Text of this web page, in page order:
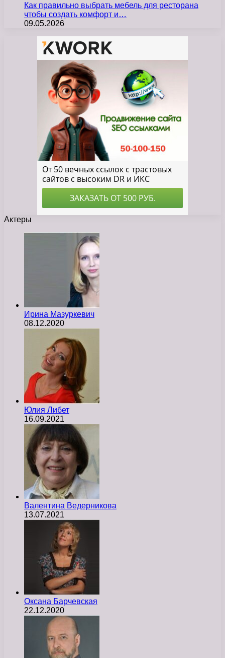
Как правильно выбрать мебель для ресторана
чтобы создать комфорт и…
09.05.2026
Актеры
Ирина Мазуркевич
08.12.2020
Юлия Либет
16.09.2021
Валентина Ведерникова
13.07.2021
Оксана Барчевская
22.12.2020